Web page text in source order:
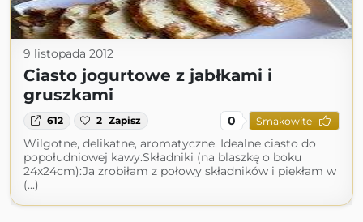
9 listopada 2012
Ciasto jogurtowe z jabłkami i
gruszkami
612 2 Zapisz 0 Smakowite
Wilgotne, delikatne, aromatyczne. Idealne ciasto do
popołudniowej kawy.Składniki (na blaszkę o boku
24x24cm):Ja zrobiłam z połowy składników i piekłam w
(...)